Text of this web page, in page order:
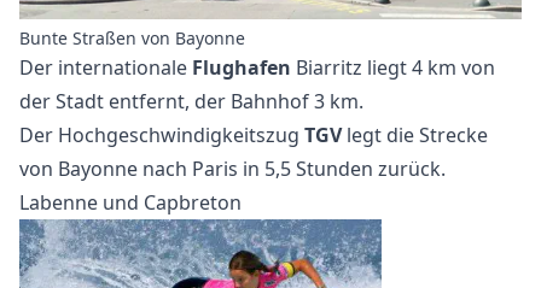
Bunte Straßen von Bayonne
Der internationale Flughafen Biarritz liegt 4 km von
der Stadt entfernt, der Bahnhof 3 km.
Der Hochgeschwindigkeitszug TGVlegt die Strecke
von Bayonne nach Paris in 5,5 Stunden zurück.
Labenne und Capbreton